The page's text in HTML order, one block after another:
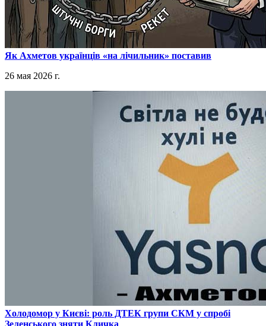
​Як Ахметов українців «на лічильник» поставив
26 мая 2026 г.
​Холодомор у Києві: роль ДТЕК групи СКМ у спробі
Зеленського зняти Кличка